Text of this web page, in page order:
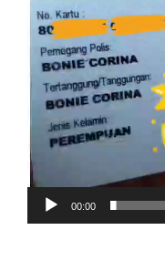
00:00